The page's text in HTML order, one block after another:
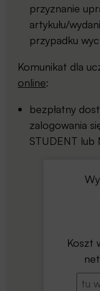
przyznanie
artykułu/
przypadku
Komunikat dla
online:
bezpłatny
zalogowania
STUDENT lub
Koszt